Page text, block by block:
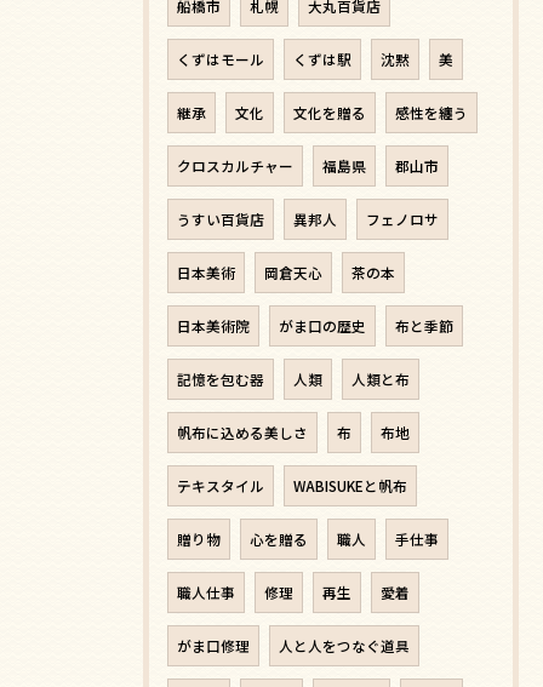
船橋市 札幌 大丸百貨店
くずはモール くずは駅 沈黙 美
継承 文化 文化を贈る 感性を纏う
クロスカルチャー 福島県 郡山市
うすい百貨店 異邦人 フェノロサ
日本美術 岡倉天心 茶の本
日本美術院 がま口の歴史 布と季節
記憶を包む器 人類 人類と布
帆布に込める美しさ 布 布地
テキスタイル WABISUKEと帆布
贈り物 心を贈る 職人 手仕事
職人仕事 修理 再生 愛着
がま口修理 人と人をつなぐ道具